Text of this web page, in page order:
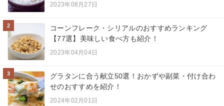
2023年08月27日
2
コーンフレーク・シリアルのおすすめランキング
【77選】美味しい食べ方も紹介！
2023年04月04日
3
グラタンに合う献立50選！おかずや副菜・付け合わ
せのおすすめを紹介！
2024年02月01日